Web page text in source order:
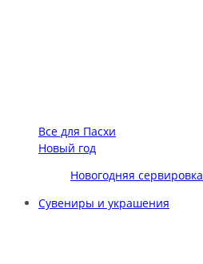
Все для Пасхи
Новый год
Новогодняя сервировка
Сувениры и украшения